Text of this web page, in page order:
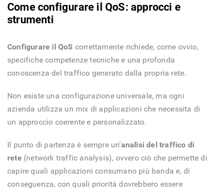
Come configurare il QoS: approcci e
strumenti
Configurare il QoS correttamente richiede, come ovvio,
specifiche competenze tecniche e una profonda
conoscenza del traffico generato dalla propria rete.
Non esiste una configurazione universale, ma ogni
azienda utilizza un mix di applicazioni che necessita di
un approccio coerente e personalizzato.
Il punto di partenza è sempre un’analisi del traffico di
rete (network traffic analysis), ovvero ciò che permette di
capire quali applicazioni consumano più banda e, di
conseguenza, con quali priorità dovrebbero essere